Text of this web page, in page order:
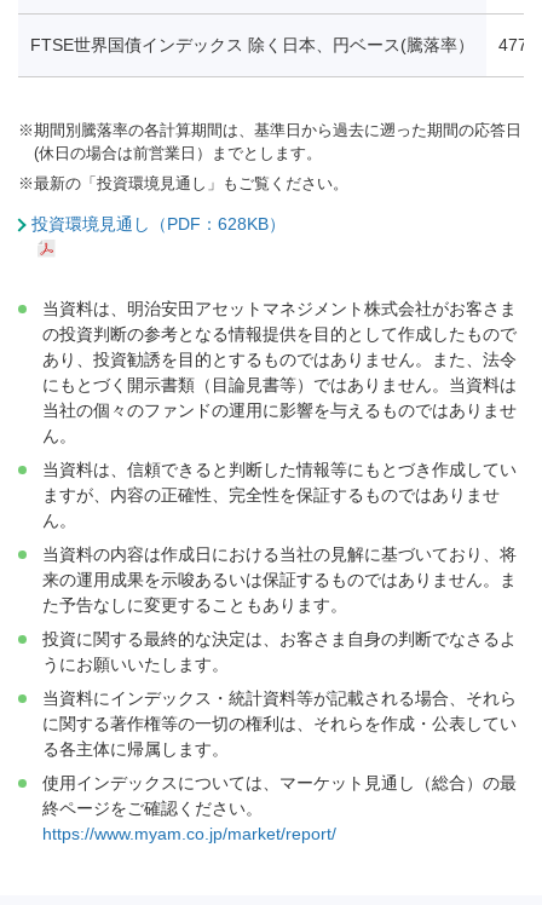
FTSE世界国債インデックス 除く日本、円ベース(騰落率）
※期間別騰落率の各計算期間は、基準日から過去に遡った期間の応答日
(休日の場合は前営業日）までとします。
※最新の「投資環境見通し」もご覧ください。
投資環境見通し（PDF：628KB）
当資料は、明治安田アセットマネジメント株式会社がお客さま
の投資判断の参考となる情報提供を目的として作成したもので
あり、投資勧誘を目的とするものではありません。また、法令
にもとづく開示書類（目論見書等）ではありません。当資料は
当社の個々のファンドの運用に影響を与えるものではありませ
ん。
当資料は、信頼できると判断した情報等にもとづき作成してい
ますが、内容の正確性、完全性を保証するものではありませ
ん。
当資料の内容は作成日における当社の見解に基づいており、将
来の運用成果を示唆あるいは保証するものではありません。ま
た予告なしに変更することもあります。
投資に関する最終的な決定は、お客さま自身の判断でなさるよ
うにお願いいたします。
当資料にインデックス・統計資料等が記載される場合、それら
に関する著作権等の一切の権利は、それらを作成・公表してい
る各主体に帰属します。
使用インデックスについては、マーケット見通し（総合）の最
終ページをご確認ください。
https://www.myam.co.jp/market/report/